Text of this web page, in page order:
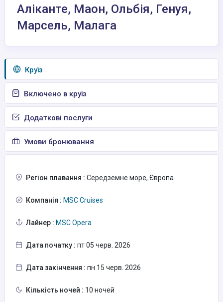
Аліканте, Маон, Ольбія, Генуя,
Марсель, Малага
Круїз
Включено в круїз
Додаткові послуги
Умови бронювання
Регіон плавання : Середземне море, Європа
Компанія : MSC Cruises
Лайнер : MSC Opera
Дата початку : пт 05 черв. 2026
Дата закінчення : пн 15 черв. 2026
Кількість ночей : 10 ночей